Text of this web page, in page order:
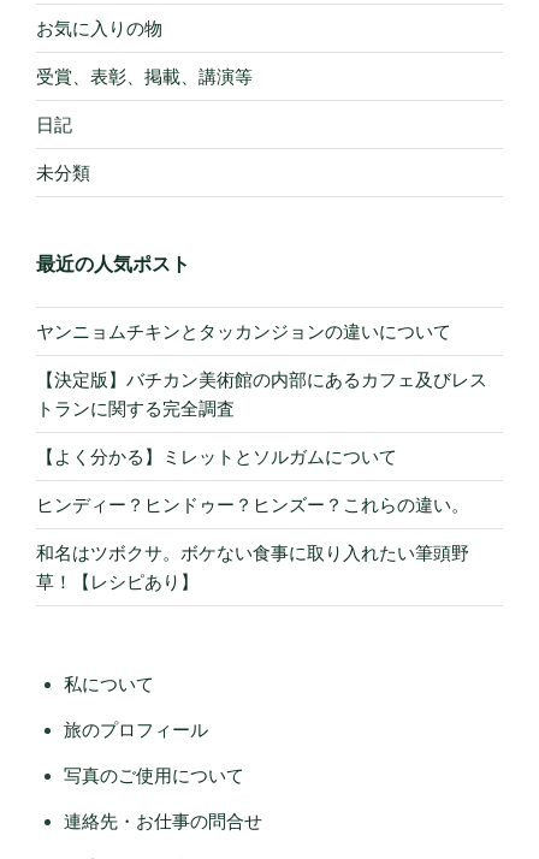
お気に入りの物
受賞、表彰、掲載、講演等
日記
未分類
最近の人気ポスト
ヤンニョムチキンとタッカンジョンの違いについて
【決定版】バチカン美術館の内部にあるカフェ及びレス
トランに関する完全調査
【よく分かる】ミレットとソルガムについて
ヒンディー？ヒンドゥー？ヒンズー？これらの違い。
和名はツボクサ。ボケない食事に取り入れたい筆頭野
草！【レシピあり】
私について
旅のプロフィール
写真のご使用について
連絡先・お仕事の問合せ